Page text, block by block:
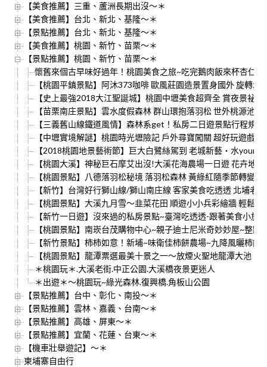
【美食推薦】三重、蘆洲長期出沒～＊
【美食推薦】台北、新北、基隆～＊
【景點推薦】台北、新北、基隆～＊
【美食推薦】桃園、新竹、苗栗～＊
【景點推薦】桃園、新竹、苗栗～＊
懷舊來個古早味好過年！桃園美食之旅~吃完鵝肉飯來杯杏仁
【桃園平鎮景點】阿沐373咖啡 歐風莊園造景置身國外 旋轉
【史上最強2018大江聖誕城】桃園中壢美食超齊全 賞夜景祕
【苗栗南庄景點】雲水度假森林 群山環抱落羽松 世外桃源池
【三義舊山線鐵道風情】森林系get！私房二日遊景點行程規
【中壢實境解謎】桃園時光壢險記 戶外尋寶闖關 超好玩遊戲
【2018桃園地景藝術節】巨大白鷺絲駕到 老城新藝‧水
【桃園大溪】神秘巨石摩艾出沒!大溪花海農場一日遊 花卉地
【桃園景點】八德落羽松秘境 落羽松森林 黃綠紅隨季節轉變
【新竹】台灣好行獅山線/獅山南庄線 客家美食吃透透 北埔老
【桃園景點】大溪九月雪～韭菜花田 順遊小小兵彩繪牆 輕鬆
【新竹一日遊】沒來過的私房景點~臺灣吃透透-跟著美食小
【桃園景點】南崁台茂購物中心~親子迪士尼米奇妙妙屋~整
【新竹景點】柿柿如意！新埔~味衛佳柿餅農場~九降風曬柿餅
【桃園景點】龍潭票選最美十景之一～放煙火聖地龍潭大池
＊桃園玩＊.大溪老街.中正公園.大溪橋夜景更迷人
＊出遊＊～桃園玩~綠光森林.復興橋.角板山公園
【景點推薦】台中、彰化、南投～＊
【景點推薦】雲林、嘉義、台南～＊
【景點推薦】高雄、屏東～＊
【景點推薦】宜蘭、花蓮、台東～＊
【機車壯舉遊記】～＊
柬埔寨自由行